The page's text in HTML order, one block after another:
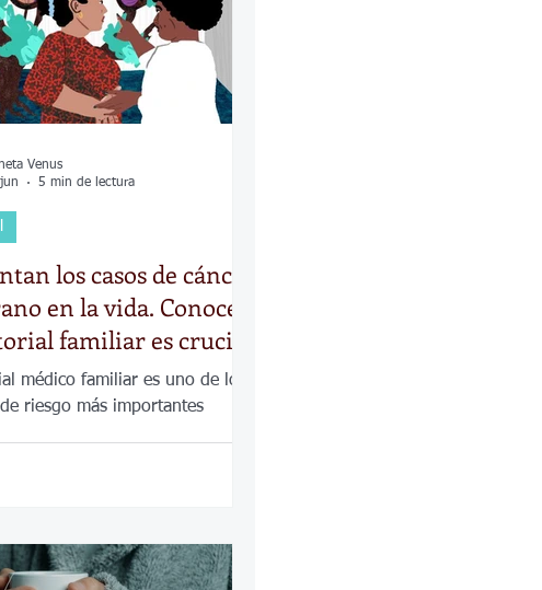
los casos de cáncer
en la vida. Conocer
familiar es crucial
médico familiar es uno de los
riesgo más importantes
Venus
5 min de lectura